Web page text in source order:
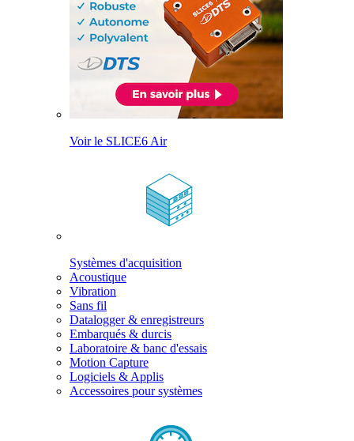
Voir le SLICE6 Air
Systèmes d'acquisition
Acoustique
Vibration
Sans fil
Datalogger & enregistreurs
Embarqués & durcis
Laboratoire & banc d'essais
Motion Capture
Logiciels & Applis
Accessoires pour systèmes